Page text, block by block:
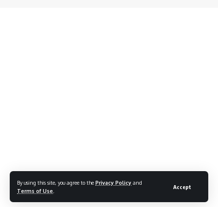
By using this site, you agree to the Privacy Policy and
Terms of Use
Accept